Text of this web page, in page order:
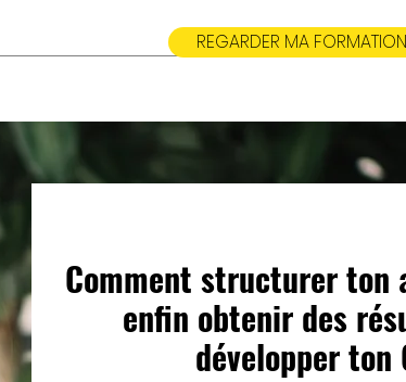
REGARDER MA
Comment structurer ton
enfin obtenir des
développer ton